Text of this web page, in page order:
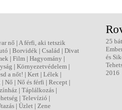
nő | A férfi, aki tetszik
| Borvidék | Család | Divat
| Film | Hagyomány |
| Környezetvédelem |
a nőt! | Kert | Lélek |
| Nő | Nő és férfi | Recept |
| Táplálkozás |
| Televízió |
| Üzlet | Zene
25
és
2016